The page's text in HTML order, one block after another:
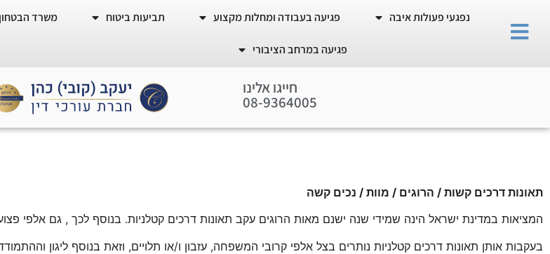
נפגעי פעולות איבה פגיעה בעבודה ומחלות מקצוע תביעות ביטוח משרד הבטחון
פגיעה במרחב הציבורי
חייגו אלינו
6 4 0 05
תאונות דרכים קשות / הרוגים / מוות / נכים קשה
המציאות במדינת ישראל הינה שמידי שנה ישנם מאות הרוגים עקב תאונות דרכים קטלניות. בנוסף לכך , גם אלפי
בעקבות אותן תאונות דרכים קטלניות נותרים בצל אלפי קרובי המשפחה, עזבון ו/או תלויים, וזאת בנוסף ליגון